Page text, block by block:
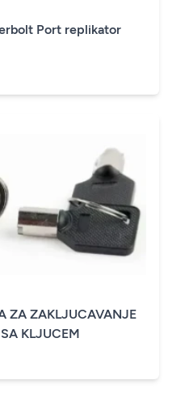
Port replikator
ZA ZAKLJUCAVANJE
KLJUCEM